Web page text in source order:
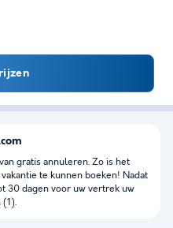
gratis annuleren. Zo is het
te kunnen boeken! Nadat
30 dagen voor uw vertrek uw
(1).